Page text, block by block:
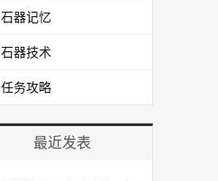
石器记忆
石器技术
任务攻略
最近发表